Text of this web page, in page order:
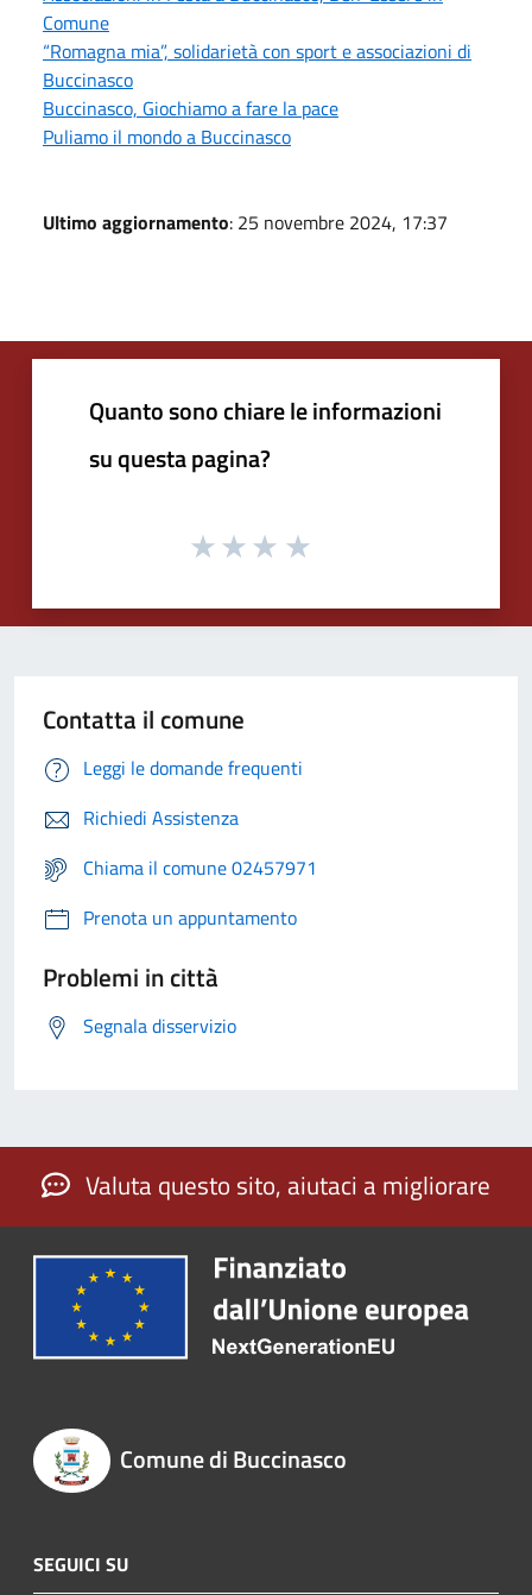
Comune
“Romagna mia”, solidarietà con sport e associazioni di
Buccinasco
Buccinasco, Giochiamo a fare la pace
Puliamo il mondo a Buccinasco
Ultimo aggiornamento: 25 novembre 2024, 17:37
Quanto sono chiare le informazioni
su questa pagina?
Contatta il comune
Leggi le domande frequenti
Richiedi Assistenza
Chiama il comune 02457971
Prenota un appuntamento
Problemi in città
Segnala disservizio
Valuta questo sito, aiutaci a migliorare
Comune di Buccinasco
SEGUICI SU